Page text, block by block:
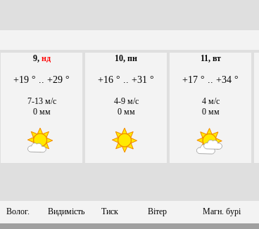
9, нд
+19 ° .. +29 °
7-13 м/с
0 мм
10, пн
+16 ° .. +31 °
4-9 м/с
0 мм
11, вт
+17 ° .. +34 °
4 м/с
0 мм
Волог. Видимість Тиск Вітер Магн. бурі